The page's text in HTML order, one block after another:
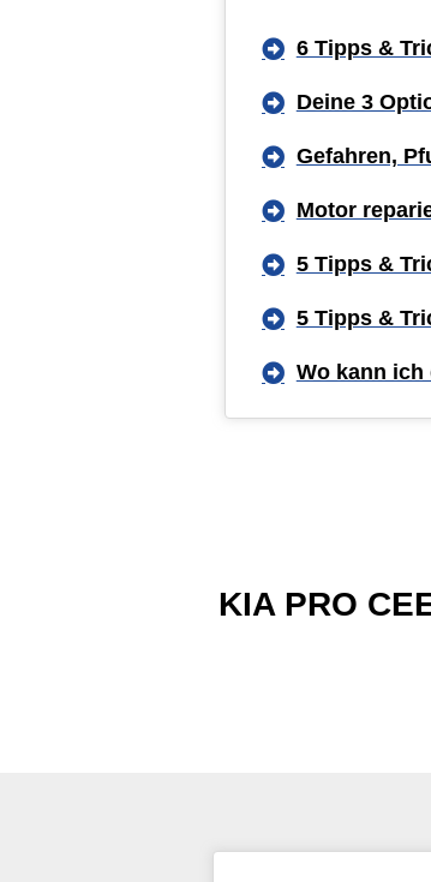
6 Tipps &
Deine 3
Gefahren,
Motor
5 Tipps &
5 Tipps &
Wo kann ich
KIA PRO